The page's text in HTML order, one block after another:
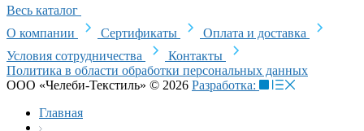
Весь каталог
О компании
Сертификаты
Оплата и доставка
Условия сотрудничества
Контакты
Политика в области обработки персональных данных
ООО «Челеби-Текстиль» © 2026 Разработка:
Главная